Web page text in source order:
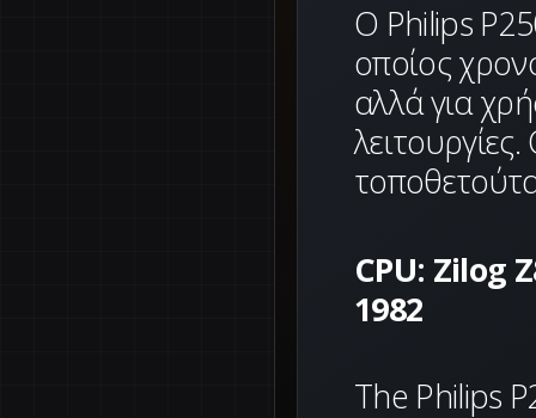
Ο Philips
οποίος
αλλά για
CPU: Zilog
1982
The Philips